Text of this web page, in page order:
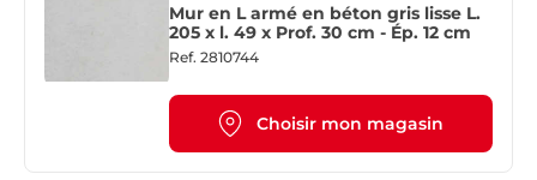
Mur en L armé en béton gris lisse L.
205 x l. 49 x Prof. 30 cm - Ép. 12 cm
Ref. 2810744
Choisir mon magasin